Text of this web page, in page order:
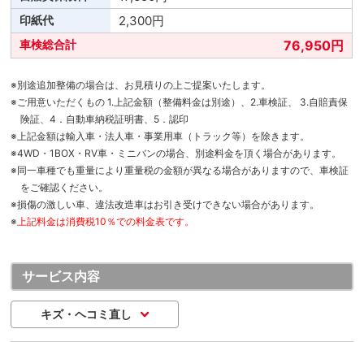
2,300円
76,950円
※別途追加整備の場合は、お見積りの上ご提案いたします。
※ご用意いただくもの 1.上記金額（整備料金は別途）、2.車検証、 3.自賠責保
険証、4．自動車納税証明書、5．認印
※上記金額は輸入車・法人車・事業用車（トラック等）を除きます。
※4WD・1BOX・RV車・ミニバンの場合、別途料金を頂く場合があります。
※同一車種でも重量により重量税の金額が異なる場合がありますので、車検証
をご確認ください。
※損傷の激しい車、違法改造車はお引き受けできない場合があります。
※ 上記料金は消費税10％での料金表です。
サービス内容
キズ・ヘコミ直し